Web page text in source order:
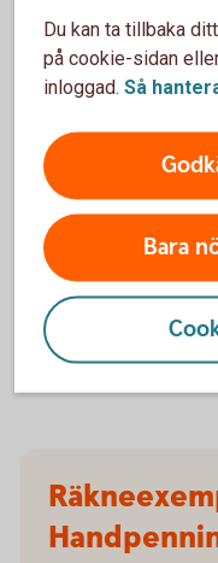
lånets löptid är
avbetalningar är
Exemplet
förutsatt att du
digitalt. För ej
avier tillkommer
aviavgift.
påverka
exempel har
pant i bostad.
Du kan ta tillbaka
på cookie-sidan
inloggad. Så
Bara